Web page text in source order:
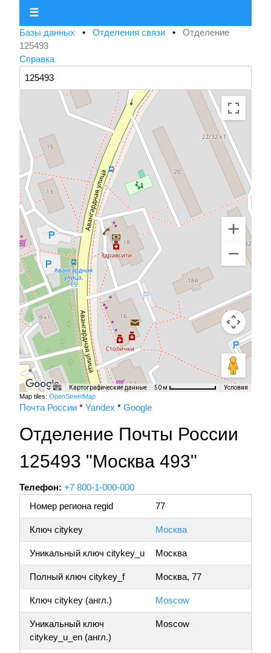
☰
Базы данных • Отделения связи • Отделение
125493
Справка
Картографические данные 50 м Условия
Map tiles: OpenStreetMap
Почта России * Yandex * Google
Отделение Почты России
125493 "Москва 493"
Телефон: +7 800-1-000-000
Номер региона regid
77
Ключ citykey Москва
Уникальный ключ citykey_u Москва
Полный ключ citykey_f Москва, 77
Ключ citykey (англ.) Moscow
Уникальный ключ
citykey_u_en (англ.)
Moscow